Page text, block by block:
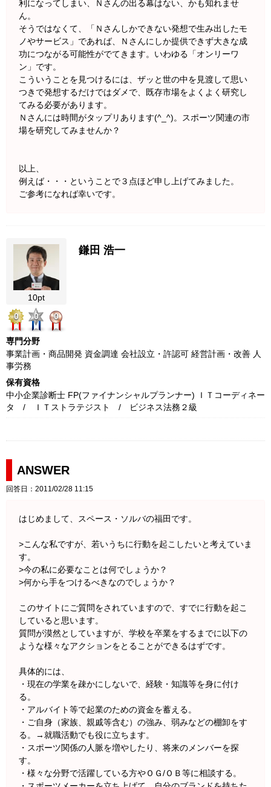
利になってしまい、Ｎさんの出る幕はない、かも知れませ
ん。
そうではなくて、「Ｎさんしかできない発想で生み出したモ
ノやサービス」であれば、Ｎさんにしか提供できず大きな成
功につながる可能性がでてきます。いわゆる「オンリーワ
ン」です。
こういうことを見つけるには、ザッと世の中を見渡して思い
つきで発想するだけではダメで、既存市場をよくよく研究し
てみる必要があります。
Ｎさんには時間がタップリあります(^_^)。スポーツ関連の市
場を研究してみませんか？
以上、
例えば・・・ということで３点ほど申し上げてみました。
ご参考になれば幸いです。
10pt
0
0 0
鎌田 浩一
専門分野
事業計画・商品開発 資金調達 会社設立・許認可 経営計画・改善 人
事労務
保有資格
中小企業診断士 FP(ファイナンシャルプランナー) ＩＴコーディネー
タ / ＩＴストラテジスト / ビジネス法務２級
ANSWER
回答日：2011/02/28 11:15
はじめまして、スペース・ソルバの福田です。
>こんな私ですが、若いうちに行動を起こしたいと考えていま
す。
>今の私に必要なことは何でしょうか？
>何から手をつけるべきなのでしょうか？
このサイトにご質問をされていますので、すでに行動を起こ
していると思います。
質問が漠然としていますが、学校を卒業をするまでに以下の
ような様々なアクションをとることができるはずです。
具体的には、
・現在の学業を疎かにしないで、経験・知識等を身に付け
る。
・アルバイト等で起業のための資金を蓄える。
・ご自身（家族、親戚等含む）の強み、弱みなどの棚卸をす
る。→就職活動でも役に立ちます。
・スポーツ関係の人脈を増やしたり、将来のメンバーを探
す。
・様々な分野で活躍している方やＯＧ/ＯＢ等に相談する。